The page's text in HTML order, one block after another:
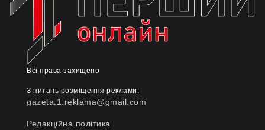
Всі права захищено
З питань розміщення реклами:
gazeta.1.reklama@gmail.com
Редакційна політика